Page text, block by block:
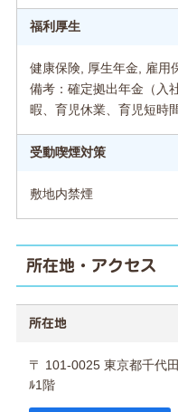
福利厚生
健康保険, 厚生年金, 雇用
備考：確定拠出年金（入
暇、育児休業、育児短時
受動喫煙対策
敷地内禁煙
所在地・アクセス
所在地
〒 101-0025 東京都千代
ﾙ1階